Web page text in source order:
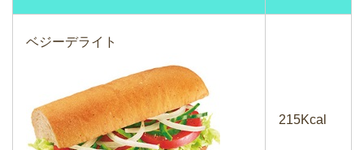
ベジーデライト
215Kcal